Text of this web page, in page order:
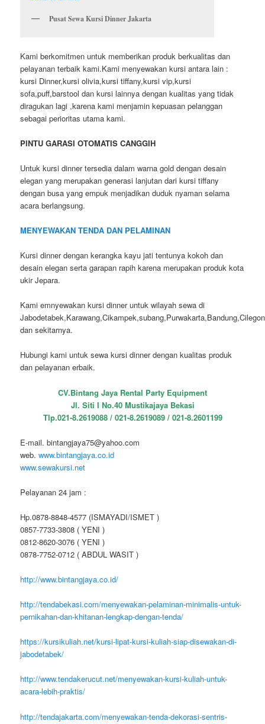
Pusat Sewa Kursi Dinner Jakarta
Kami berkomitmen untuk memberikan produk berkualitas dan
pelayanan terbaik kami.Kami menyewakan kursi antara lain :
kursi Dinner,kursi olivia,kursi tiffany,kursi vip,kursi
sofa,puff,barstool dan kursi lainnya dengan kualitas yang tidak
diragukan lagi ,karena kami menjamin kepuasan pelanggan
sebagai perioritas utama kami.
PINTU GARASI OTOMATIS CANGGIH
Untuk kursi dinner tersedia dalam warna gold dengan desain
elegan yang merupakan generasi lanjutan dari kursi tiffany
dengan busa yang empuk menjadikan duduk nyaman selama
acara berlangsung.
MENYEWAKAN TENDA DAN PELAMINAN
Kursi dinner dengan kerangka kayu jati tentunya kokoh dan
desain elegan serta garapan rapih karena merupakan produk kota
ukir Jepara.
Kami emnyewakan kursi dinner untuk wilayah sewa di
Jabodetabek,Karawang,Cikampek,subang,Purwakarta,Bandung,Cilegon
dan sekitarnya.
Hubungi kami untuk sewa kursi dinner dengan kualitas produk
dan pelayanan erbaik.
CV.Bintang Jaya Rental Party Equipment
Jl. Siti I No.40 Mustikajaya Bekasi
Tlp.021-8.2619088 / 021-8.2619089 / 021-8.2601199
E-mail. bintangjaya75@yahoo.com
web.www.bintangjaya.co.id
www.sewakursi.net
Pelayanan 24 jam :
Hp.0878-8848-4577 (ISMAYADI/ISMET )
0857-7733-3808 ( YENI )
0812-8620-3076 ( YENI )
0878-7752-0712 ( ABDUL WASIT )
http://www.bintangjaya.co.id/
http://tendabekasi.com/menyewakan-pelaminan-minimalis-untuk-
pernikahan-dan-khitanan-lengkap-dengan-tenda/
https://kursikuliah.net/kursi-lipat-kursi-kuliah-siap-disewakan-di-
jabodetabek/
http://www.tendakerucut.net/menyewakan-kursi-kuliah-untuk-
acara-lebih-praktis/
http://tendajakarta.com/menyewakan-tenda-dekorasi-sentris-